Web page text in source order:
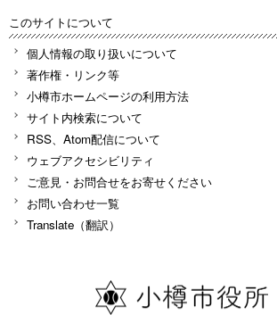
このサイトについて
個人情報の取り扱いについて
著作権・リンク等
小樽市ホームページの利用方法
サイト内検索について
RSS、Atom配信について
ウェブアクセシビリティ
ご意見・お問合せをお寄せください
お問い合わせ一覧
Translate（翻訳）